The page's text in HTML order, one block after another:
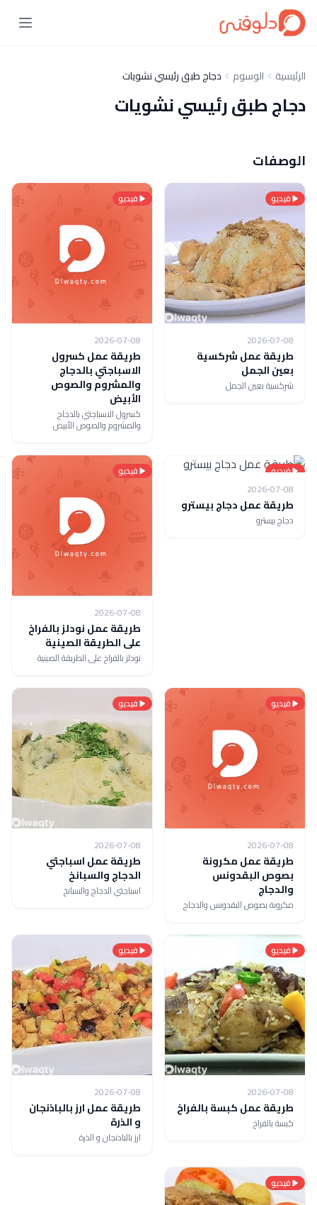
الرئيسية الوسوم دجاج طبق رئيسي نشويات
دجاج طبق رئيسي نشويات
الوصفات
فيديو
2026-07-08
طريقة عمل شركسية
بعين الجمل
شركسية بعين الجمل
فيديو
2026-07-08
طريقة عمل كسرول
الاسباجتي بالدجاج
والمشروم والصوص
الأبيض
كسرول الاسباجتي بالدجاج
والمشروم والصوص الأبيض
فيديو
2026-07-08
طريقة عمل دجاج بيسترو
دجاج بيسترو
فيديو
2026-07-08
طريقة عمل نودلز بالفراخ
على الطريقة الصينية
نودلز بالفراخ على الطريقة الصينية
فيديو
2026-07-08
طريقة عمل مكرونة
بصوص البقدونس
والدجاج
مكرونة بصوص البقدونس والدجاج
فيديو
2026-07-08
طريقة عمل اسباجتي
الدجاج والسبانخ
اسباجتي الدجاج والسبانخ
فيديو
2026-07-08
طريقة عمل كبسة بالفراخ
كبسة بالفراخ
فيديو
2026-07-08
طريقة عمل ارز بالباذنجان
و الذرة
ارز بالباذنجان و الذرة
فيديو